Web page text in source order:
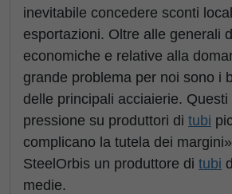
inevitabile concedere sconti
esportazioni. Oltre alle generali
economiche e relative alla
grande problema per noi sono i
delle principali acciaierie.
pressione su produttori di tubi
complicano la tutela dei
SteelOrbis un produttore di tubi
medie.